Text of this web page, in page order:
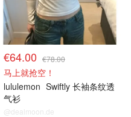
€64.00 €78.00
马上就抢空！
lululemon Swiftly 长袖条纹透
气衫
@dealmoon.de